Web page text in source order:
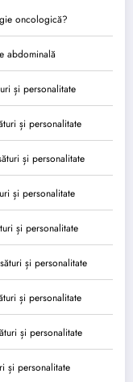
oncologică?
abdominală
și personalitate
și personalitate
și personalitate
și personalitate
și personalitate
și personalitate
și personalitate
și personalitate
și personalitate